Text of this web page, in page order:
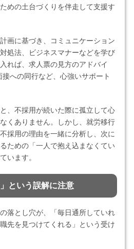
めの土台づくりを伴走して支援す
画に基づき、コミュニケーション
処法、ビジネスマナーなどを学び
れば、求人票の見方のアドバイ
への同行など、心強いサポート
、不採用が続いた際に孤立して心
くありません。しかし、就労移行
採用の理由を一緒に分析し、次に
ための「一人で抱え込まなくてい
います。
という誤解に注意
落とし穴が、「毎日通所していれ
先を見つけてくれる」という受け